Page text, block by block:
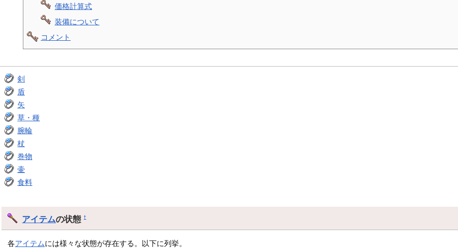
価格計算式
装備について
コメント
剣
盾
矢
草・種
腕輪
杖
巻物
壷
食料
アイテムの状態†
各アイテムには様々な状態が存在する。以下に列挙。